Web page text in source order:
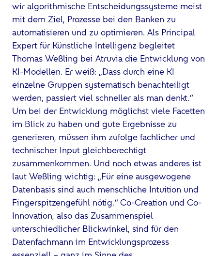
wir algorithmische Entscheidungssysteme meist
mit dem Ziel, Prozesse bei den Banken zu
automatisieren und zu optimieren. Als Principal
Expert für Künstliche Intelligenz begleitet
Thomas Weßling bei Atruvia die Entwicklung von
KI-Modellen. Er weiß: „Dass durch eine KI
einzelne Gruppen systematisch benachteiligt
werden, passiert viel schneller als man denkt.“
Um bei der Entwicklung möglichst viele Facetten
im Blick zu haben und gute Ergebnisse zu
generieren, müssen ihm zufolge fachlicher und
technischer Input gleichberechtigt
zusammenkommen. Und noch etwas anderes ist
laut Weßling wichtig: „Für eine ausgewogene
Datenbasis sind auch menschliche Intuition und
Fingerspitzengefühl nötig.“ Co-Creation und Co-
Innovation, also das Zusammenspiel
unterschiedlicher Blickwinkel, sind für den
Datenfachmann im Entwicklungsprozess